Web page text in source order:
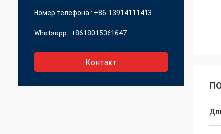
Номер телефона : +86-13914111413
Whatsapp : +8618015361647
Контакт